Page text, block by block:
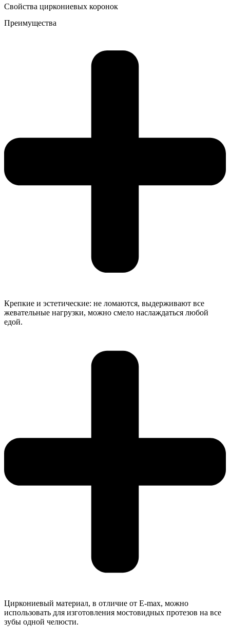
Свойства циркониевых коронок
Преимущества
Крепкие и эстетические: не ломаются, выдерживают все
жевательные нагрузки, можно смело наслаждаться любой
едой.
Циркониевый материал, в отличие от E-max, можно
использовать для изготовления мостовидных протезов на все
зубы одной челюсти.